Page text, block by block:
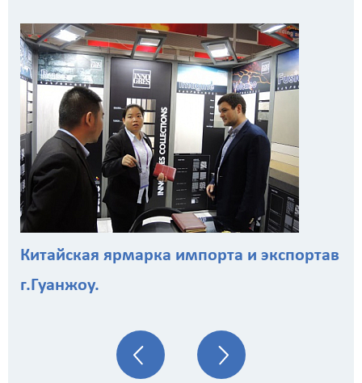
Китайская ярмарка импорта и экспортав
г.Гуанжоу.